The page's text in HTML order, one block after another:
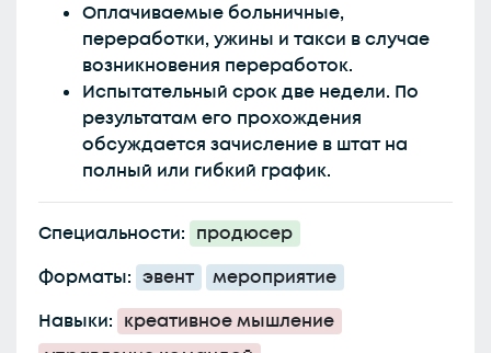
Оплачиваемые больничные,
переработки, ужины и такси в случае
возникновения переработок.
Испытательный срок две недели. По
результатам его прохождения
обсуждается зачисление в штат на
полный или гибкий график.
Специальности: продюсер
Форматы: эвент
мероприятие
Навыки: креативное мышление